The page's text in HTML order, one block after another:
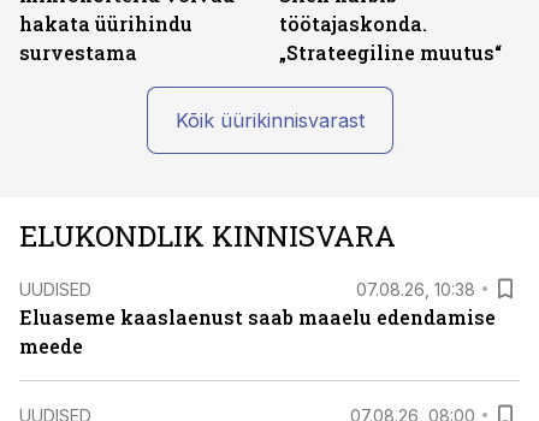
hakata üürihindu
survestama
töötajaskonda.
„Strateegiline muutus“
Kõik üürikinnisvarast
ELUKONDLIK KINNISVARA
UUDISED 07.08.26, 10:38
Eluaseme kaaslaenust saab maaelu edendamise
meede
UUDISED 07.08.26, 08:00